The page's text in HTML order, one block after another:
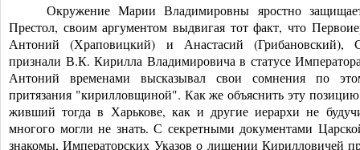
Окружение Марии Владимировны яростно
Престол, своим аргументом выдвигая тот факт, что
Антоний (Храповицкий) и Анастасий (Грибановский),
признали В.К. Кирилла Владимировича в статусе
Антоний временами высказывал свои сомнения по
притязания "кирилловщиной". Как же объяснить эту
живший тогда в Харькове, как и другие иерархи не
многого могли не знать. С секретными документами
знакомы, Императорских Указов о лишении Кирилловичей